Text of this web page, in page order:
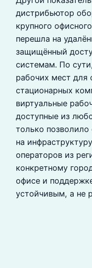
дистрибьютор
крупного
перешла на
защищённый
системам. По
рабочих мест для
стационарных
виртуальные
доступные из
только позволило
на
операторов из
конкретному
офисе и
устойчивым, а не